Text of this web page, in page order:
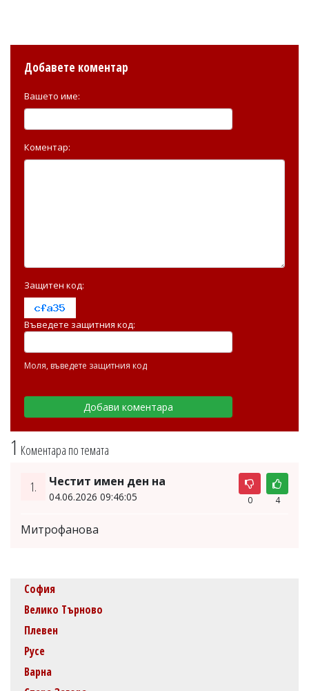
1 Коментара по темата
1. Честит имен ден на
04.06.2026 09:46:05 0 4
Митрофанова
Добавете коментар
Вашето име:
Коментар:
Защитен код:
Въведете защитния код:
Моля, въведете защитния код
София
Велико Търново
Плевен
Русе
Варна